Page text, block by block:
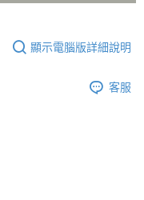
顯示電腦版詳細說明
客服